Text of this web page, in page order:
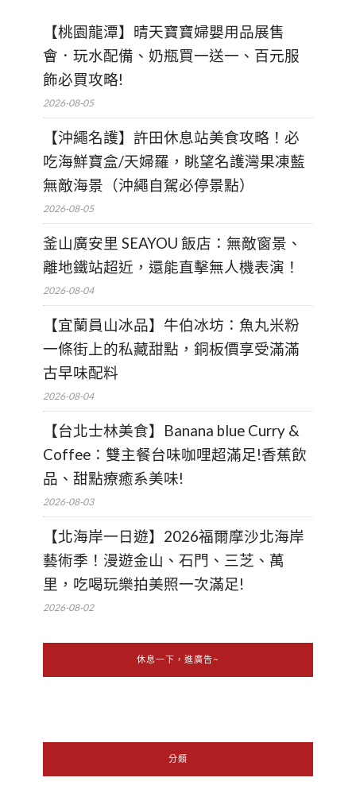
【桃園龍潭】晴天寶寶婦嬰用品展售
會．玩水配備、奶瓶買一送一、百元服
飾必買攻略!
2026-08-05
【沖繩名護】許田休息站美食攻略！必
吃海鮮寶盒/天婦羅，眺望名護灣果凍藍
無敵海景（沖繩自駕必停景點）
2026-08-05
釜山廣安里 SEAYOU 飯店：無敵窗景、
離地鐵站超近，還能直擊無人機表演！
2026-08-04
【宜蘭員山冰品】牛伯冰坊：魚丸米粉
一條街上的私藏甜點，銅板價享受滿滿
古早味配料
2026-08-04
【台北士林美食】Banana blue Curry &
Coffee：雙主餐台味咖哩超滿足!香蕉飲
品、甜點療癒系美味!
2026-08-03
【北海岸一日遊】2026福爾摩沙北海岸
藝術季！漫遊金山、石門、三芝、萬
里，吃喝玩樂拍美照一次滿足!
2026-08-02
休息一下，進廣告~
分類